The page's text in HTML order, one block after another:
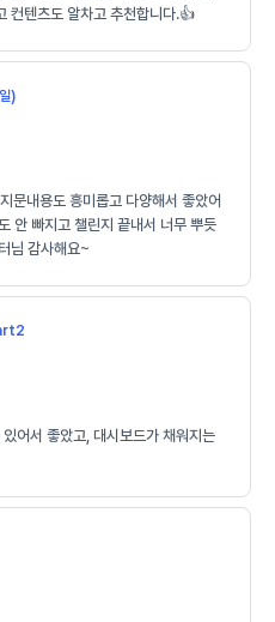
컨텐츠도 알차고 추천합니다.👍
)
문내용도 흥미롭고 다양해서 좋았어
안 빠지고 챌린지 끝내서 너무 뿌듯
님 감사해요~
어서 좋았고, 대시보드가 채워지는